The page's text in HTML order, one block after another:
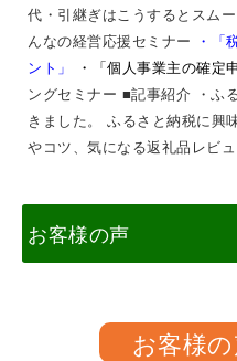
代・引継ぎはこうするとスム
んなの経営応援セミナー ・
ント」
・「個人事業主の確定
ングセミナー ■記事紹介 ・ふ
きました。 ふるさと納税に興
やコツ、気になる返礼品レビ
お客様の声
お客様